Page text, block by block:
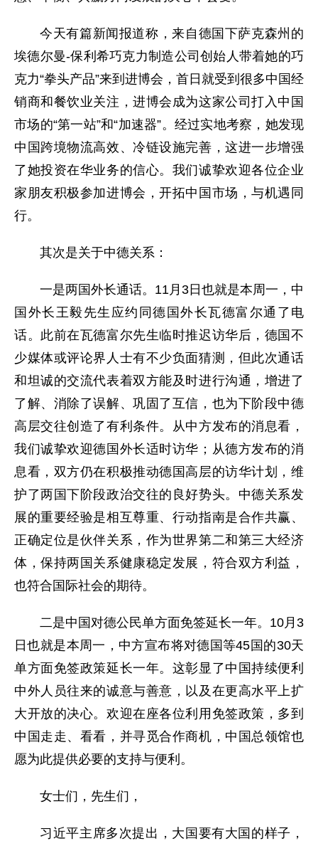
今天有篇新闻报道称，来自德国下萨克森州的
埃德尔曼-保利希巧克力制造公司创始人带着她的巧
克力“拳头产品”来到进博会，首日就受到很多中国经
销商和餐饮业关注，进博会成为这家公司打入中国
市场的“第一站”和“加速器”。经过实地考察，她发现
中国跨境物流高效、冷链设施完善，这进一步增强
了她投资在华业务的信心。我们诚挚欢迎各位企业
家朋友积极参加进博会，开拓中国市场，与机遇同
行。
其次是关于中德关系：
一是两国外长通话。11月3日也就是本周一，中
国外长王毅先生应约同德国外长瓦德富尔通了电
话。此前在瓦德富尔先生临时推迟访华后，德国不
少媒体或评论界人士有不少负面猜测，但此次通话
和坦诚的交流代表着双方能及时进行沟通，增进了
了解、消除了误解、巩固了互信，也为下阶段中德
高层交往创造了有利条件。从中方发布的消息看，
我们诚挚欢迎德国外长适时访华；从德方发布的消
息看，双方仍在积极推动德国高层的访华计划，维
护了两国下阶段政治交往的良好势头。中德关系发
展的重要经验是相互尊重、行动指南是合作共赢、
正确定位是伙伴关系，作为世界第二和第三大经济
体，保持两国关系健康稳定发展，符合双方利益，
也符合国际社会的期待。
二是中国对德公民单方面免签延长一年。10月3
日也就是本周一，中方宣布将对德国等45国的30天
单方面免签政策延长一年。这彰显了中国持续便利
中外人员往来的诚意与善意，以及在更高水平上扩
大开放的决心。欢迎在座各位利用免签政策，多到
中国走走、看看，并寻觅合作商机，中国总领馆也
愿为此提供必要的支持与便利。
女士们，先生们，
习近平主席多次提出，大国要有大国的样子，